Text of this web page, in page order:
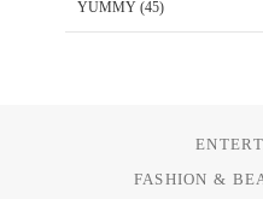
YUMMY (45)
FASHION &